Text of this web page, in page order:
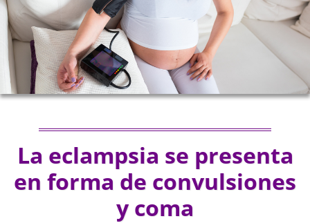
La eclampsia se presenta
en forma de convulsiones
y coma